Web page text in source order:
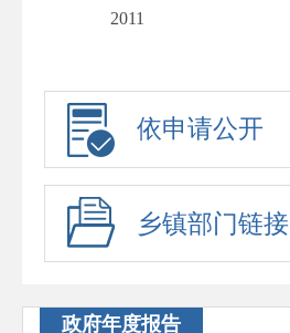
2011
依申请公开
乡镇部门链接
政府年度报告